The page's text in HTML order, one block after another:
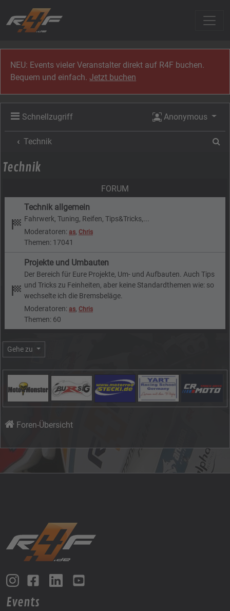
NEU: Events vieler Veranstalter direkt auf R4F buchen.
Bequem und einfach.Jetzt buchen
Schnellzugriff Anonymous
Technik
Technik
FORUM
Technik allgemein
Fahrwerk, Tuning, Reifen, Tips&Tricks,...
Moderatoren: as, Chris
Themen: 17041
Projekte und Umbauten
Der Bereich für Eure Projekte, Um- und Aufbauten. Auch Tips
und Tricks zu Feinheiten, aber keine Standardthemen wie: so
wechselte ich die Bremsbeläge.
Moderatoren: as, Chris
Themen: 60
Gehe zu
Foren-Übersicht
Events